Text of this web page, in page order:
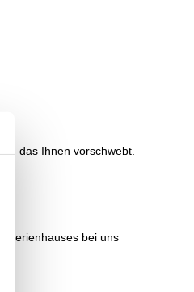
das Ihnen vorschwebt.
Ferienhauses bei uns